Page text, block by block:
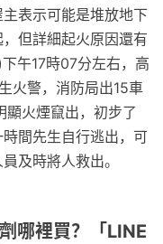
表示可能是堆放地下
但詳細起火原因還有
午17時07分左右，高
火警，消防局出15車
火煙竄出，初步了
間先生自行逃出，可
及時將人救出。
哪裡買？「LINE